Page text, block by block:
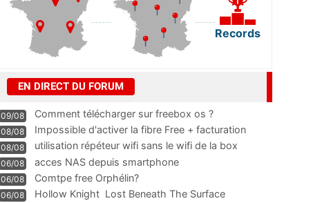
Records
EN DIRECT DU FORUM
09/08 Comment télécharger sur freebox os ?
08/08
Impossible d'activer la fibre Free + facturation
résiliation
08/08 utilisation répéteur wifi sans le wifi de la box
06/08 acces NAS depuis smartphone
06/08 Comtpe free Orphélin?
06/08 Hollow Knight  Lost Beneath The Surface